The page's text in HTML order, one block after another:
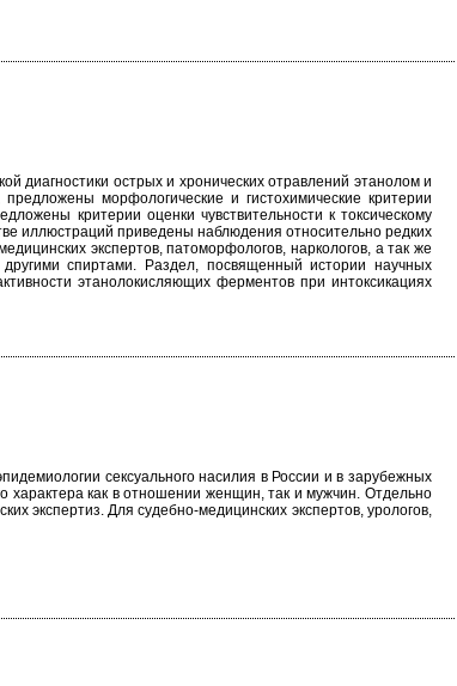
диагностики острых и хронических отравлений этанолом и
морфологические и гистохимические критерии
критерии оценки чувствительности к токсическому
иллюстраций приведены наблюдения относительно редких
экспертов, патоморфологов, наркологов, а так же
спиртами. Раздел, посвященный истории научных
этанолокисляющих ферментов при интоксикациях
сексуального насилия в России и в зарубежных
характера как в отношении женщин, так и мужчин. Отдельно
экспертиз. Для судебно-медицинских экспертов, урологов,